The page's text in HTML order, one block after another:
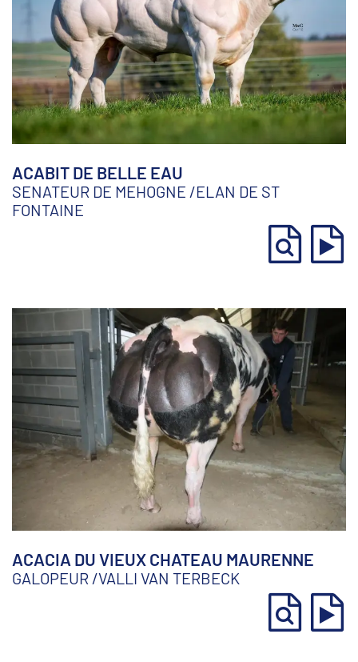
ACABIT DE BELLE EAU
SENATEUR DE MEHOGNE /ELAN DE ST
FONTAINE
ACACIA DU VIEUX CHATEAU MAURENNE
GALOPEUR /VALLI VAN TERBECK